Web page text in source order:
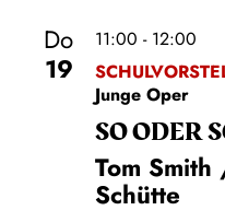
Do
19
11:00 - 12:00
Junge Oper
SO ODER
Tom
Schütte